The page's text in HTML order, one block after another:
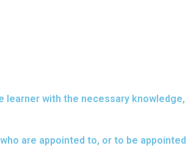
learner with the necessary
are appointed to, or to be